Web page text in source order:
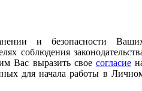
и безопасности
соблюдения
Вас выразить свое согласие
для начала работы в